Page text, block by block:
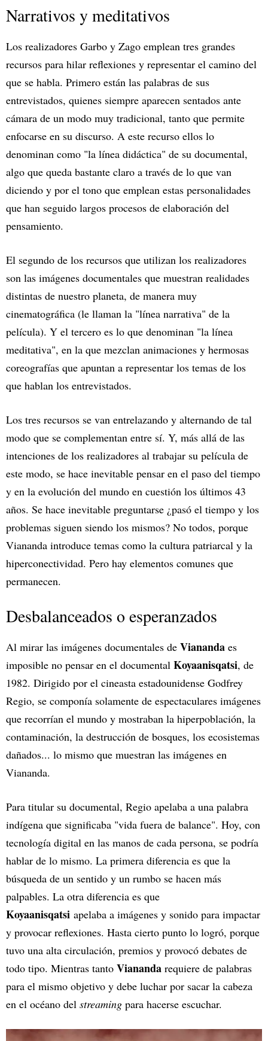
Narrativos y meditativos
Los realizadores Garbo y Zago emplean tres grandes
recursos para hilar reflexiones y representar el camino del
que se habla. Primero están las palabras de sus
entrevistados, quienes siempre aparecen sentados ante
cámara de un modo muy tradicional, tanto que permite
enfocarse en su discurso. A este recurso ellos lo
denominan como "la línea didáctica" de su documental,
algo que queda bastante claro a través de lo que van
diciendo y por el tono que emplean estas personalidades
que han seguido largos procesos de elaboración del
pensamiento.
El segundo de los recursos que utilizan los realizadores
son las imágenes documentales que muestran realidades
distintas de nuestro planeta, de manera muy
cinematográfica (le llaman la "línea narrativa" de la
película). Y el tercero es lo que denominan "la línea
meditativa", en la que mezclan animaciones y hermosas
coreografías que apuntan a representar los temas de los
que hablan los entrevistados.
Los tres recursos se van entrelazando y alternando de tal
modo que se complementan entre sí. Y, más allá de las
intenciones de los realizadores al trabajar su película de
este modo, se hace inevitable pensar en el paso del tiempo
y en la evolución del mundo en cuestión los últimos 43
años. Se hace inevitable preguntarse ¿pasó el tiempo y los
problemas siguen siendo los mismos? No todos, porque
Viananda introduce temas como la cultura patriarcal y la
hiperconectividad. Pero hay elementos comunes que
permanecen.
Desbalanceados o esperanzados
Al mirar las imágenes documentales de Viananda es
imposible no pensar en el documental Koyaanisqatsi, de
1982. Dirigido por el cineasta estadounidense Godfrey
Regio, se componía solamente de espectaculares imágenes
que recorrían el mundo y mostraban la hiperpoblación, la
contaminación, la destrucción de bosques, los ecosistemas
dañados... lo mismo que muestran las imágenes en
Viananda.
Para titular su documental, Regio apelaba a una palabra
indígena que significaba "vida fuera de balance". Hoy, con
tecnología digital en las manos de cada persona, se podría
hablar de lo mismo. La primera diferencia es que la
búsqueda de un sentido y un rumbo se hacen más
palpables. La otra diferencia es que
Koyaanisqatsi apelaba a imágenes y sonido para impactar
y provocar reflexiones. Hasta cierto punto lo logró, porque
tuvo una alta circulación, premios y provocó debates de
todo tipo. Mientras tanto Viananda requiere de palabras
para el mismo objetivo y debe luchar por sacar la cabeza
en el océano del streaming para hacerse escuchar.